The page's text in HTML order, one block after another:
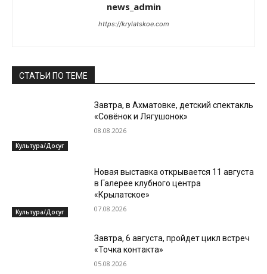
news_admin
https://krylatskoe.com
СТАТЬИ ПО ТЕМЕ
Культура/Досуг
Завтра, в Ахматовке, детский спектакль
«Совёнок и Лягушонок»
08.08.2026
Культура/Досуг
Новая выставка открывается 11 августа
в Галерее клубного центра
«Крылатское»
07.08.2026
Завтра, 6 августа, пройдет цикл встреч
«Точка контакта»
05.08.2026